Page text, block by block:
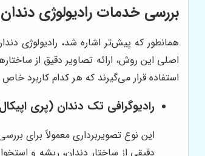
بررسی خدمات رادیولوژی دندان
همانطور که پیش‌تر اشاره شد، رادیولوژی
اصلی این روش، ارائه تصاویر دقیق از
استفاده قرار می‌گیرند که هر کدام کاربرد
رادیوگرافی تک دندان (پری
این نوع تصویربرداری معمولاً برای
دقیقی از ساختار دندان، ریشه و